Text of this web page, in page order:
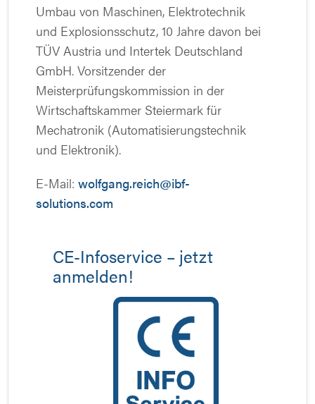
Umbau von Maschinen, Elektrotechnik
und Explosionsschutz, 10 Jahre davon bei
TÜV Austria und Intertek Deutschland
GmbH. Vorsitzender der
Meisterprüfungskommission in der
Wirtschaftskammer Steiermark für
Mechatronik (Automatisierungstechnik
und Elektronik).
E-Mail: wolfgang.reich@ibf-
solutions.com
CE-Infoservice – jetzt
anmelden!